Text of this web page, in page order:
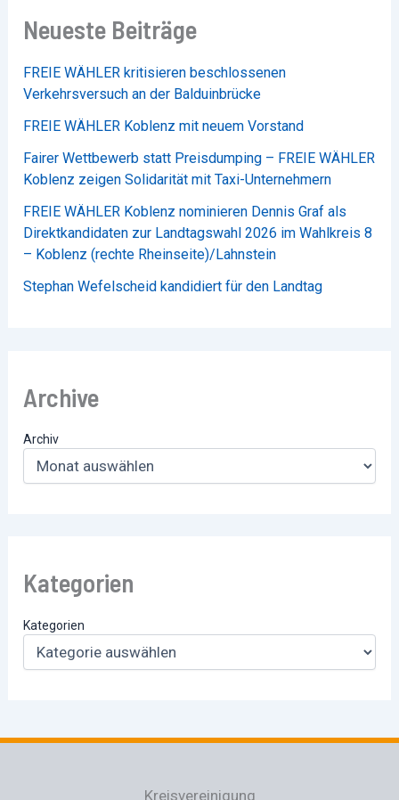
Neueste Beiträge
FREIE WÄHLER kritisieren beschlossenen
Verkehrsversuch an der Balduinbrücke
FREIE WÄHLER Koblenz mit neuem Vorstand
Fairer Wettbewerb statt Preisdumping – FREIE WÄHLER
Koblenz zeigen Solidarität mit Taxi-Unternehmern
FREIE WÄHLER Koblenz nominieren Dennis Graf als
Direktkandidaten zur Landtagswahl 2026 im Wahlkreis 8
– Koblenz (rechte Rheinseite)/Lahnstein
Stephan Wefelscheid kandidiert für den Landtag
Archive
Archiv
Kategorien
Kategorien
Kreisvereinigung